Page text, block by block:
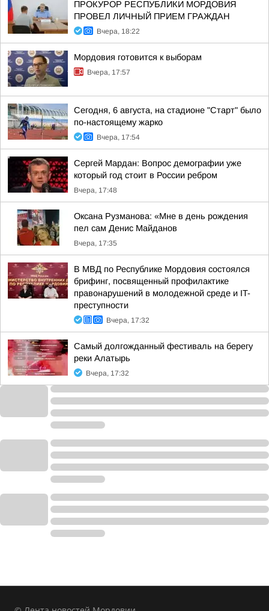
ПРОКУРОР РЕСПУБЛИКИ МОРДОВИЯ
ПРОВЕЛ ЛИЧНЫЙ ПРИЕМ ГРАЖДАН
Вчера, 18:22
Мордовия готовится к выборам
Вчера, 17:57
Сегодня, 6 августа, на стадионе "Старт" было
по-настоящему жарко
Вчера, 17:54
Сергей Мардан: Вопрос демографии уже
который год стоит в России ребром
Вчера, 17:48
Оксана Рузманова: «Мне в день рождения
пел сам Денис Майданов
Вчера, 17:35
В МВД по Республике Мордовия состоялся
брифинг, посвященный профилактике
правонарушений в молодежной среде и IT-
преступности
Вчера, 17:32
Самый долгожданный фестиваль на берегу
реки Алатырь
Вчера, 17:32